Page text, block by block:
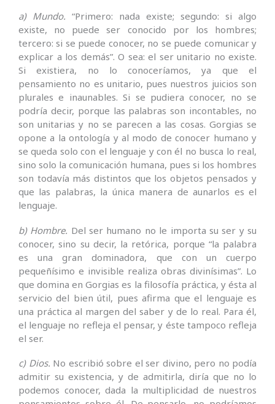
a) Mundo. “Primero: nada existe; segundo: si algo
existe, no puede ser conocido por los hombres;
tercero: si se puede conocer, no se puede comunicar y
explicar a los demás”. O sea: el ser unitario no existe.
Si existiera, no lo conoceríamos, ya que el
pensamiento no es unitario, pues nuestros juicios son
plurales e inaunables. Si se pudiera conocer, no se
podría decir, porque las palabras son incontables, no
son unitarias y no se parecen a las cosas. Gorgias se
opone a la ontología y al modo de conocer humano y
se queda solo con el lenguaje y con él no busca lo real,
sino solo la comunicación humana, pues si los hombres
son todavía más distintos que los objetos pensados y
que las palabras, la única manera de aunarlos es el
lenguaje.
b) Hombre. Del ser humano no le importa su ser y su
conocer, sino su decir, la retórica, porque “la palabra
es una gran dominadora, que con un cuerpo
pequeñísimo e invisible realiza obras divinísimas”. Lo
que domina en Gorgias es la filosofía práctica, y ésta al
servicio del bien útil, pues afirma que el lenguaje es
una práctica al margen del saber y de lo real. Para él,
el lenguaje no refleja el pensar, y éste tampoco refleja
el ser.
c) Dios. No escribió sobre el ser divino, pero no podía
admitir su existencia, y de admitirla, diría que no lo
podemos conocer, dada la multiplicidad de nuestros